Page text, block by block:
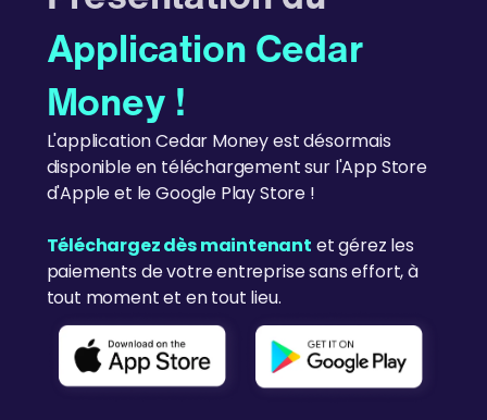
Application Cedar
Money !
L'application Cedar Money est désormais
disponible en téléchargement sur l'App Store
d'Apple et le Google Play Store !
Téléchargez dès maintenant et gérez les
paiements de votre entreprise sans effort, à
tout moment et en tout lieu.